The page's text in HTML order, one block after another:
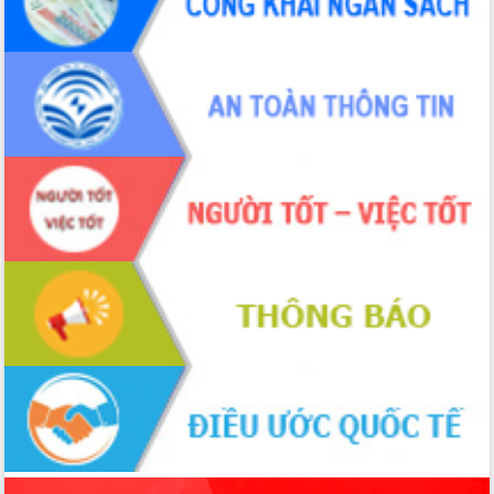
ứng để giữ vững thị trường xuất khẩu
Diễn đàn Kinh tế tư nhân Việt Nam đột
phá cơ chế - Hợp tác công tư
Đề án 06 tạo bước ngoặt đột phá trong
cải cách hành chính tỉnh Đắk Lắk
Kết nối tour, đẩy mạnh chuyển đổi số
để phát triển du lịch Đắk Lắk
Khởi động Dự án Đầu tư xây dựng hạ
tầng kỹ thuật Cụm công nghiệp Tân
Tiến
Gặp mặt các cơ quan báo chí nhân Kỷ
niệm 101 năm Ngày Báo chí Cách
mạng Việt Nam
Đắk Lắk sơ kết 4 năm triển khai thực
hiện Đề án 06 của Chính phủ
Họp báo thông tin về Hội nghị Công bố
Quy hoạch và Xúc tiến đầu tư tỉnh Đắk
Lắk
Khơi thông điểm nghẽn, đẩy nhanh
giải ngân vốn khắc phục thiên tai